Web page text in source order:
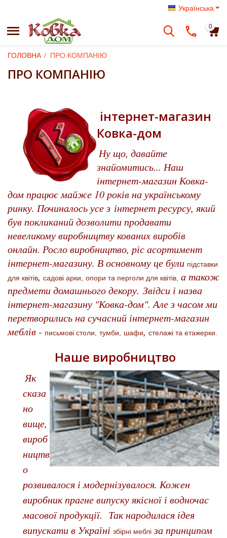
Українська
0
ГОЛОВНА / ПРО КОМПАНІЮ
ПРО КОМПАНІЮ
інтернет-магазин
Ковка-дом
Ну що, давайте
знайомитись... Наш
інтернет-магазин Ковка-
дом працює майже 10 років на українському
ринку. Починалось усе з інтернет ресурсу, який
був покликаний дозволити продавати
невеликому виробництву кованих виробів
онлайн. Росло виробництво, ріс асортимент
інтернет-магазину. В основному це були підставки
для квітів, садові арки, опори та перголи для квітів, а також
предмети домашнього декору. Звідси і назва
інтернет-магазину "Ковка-дом". Але з часом ми
перетворились на сучасний інтернет-магазин
меблів - письмові столи, тумби, шафи, стелажі та етажерки.
Наше виробництво
Як
сказа
но
вище,
вироб
ництв
о
розвивалося і модернізувалося. Кожен
виробник прагне випуску якісної і водночас
масової продукції. Так народилася ідея
випускати в Україні збірні меблі за принципом